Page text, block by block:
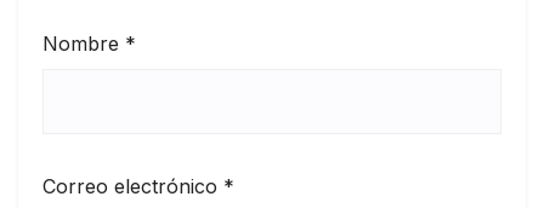
Nombre *
Correo electrónico *